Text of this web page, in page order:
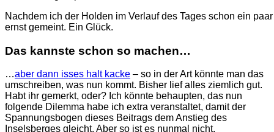
Nachdem ich der Holden im Verlauf des Tages schon ein
ernst gemeint. Ein Glück.
Das kannste schon so machen…
…aber dann isses halt kacke – so in der Art könnte man das
umschreiben, was nun kommt. Bisher lief alles ziemlich gut.
Habt ihr gemerkt, oder? Ich könnte behaupten, das nun
folgende Dilemma habe ich extra veranstaltet, damit der
Spannungsbogen dieses Beitrags dem Anstieg des
Inselsberges gleicht. Aber so ist es nunmal nicht.